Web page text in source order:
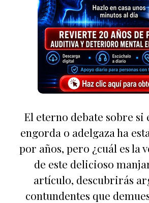
El eterno debate sobre si
engorda o adelgaza ha
por años, pero ¿cuál es la
de este delicioso
artículo, descubrirás
contundentes que